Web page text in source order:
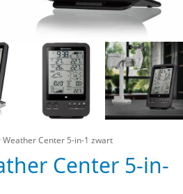
Center 5-in-1 zwart
Center 5-in-